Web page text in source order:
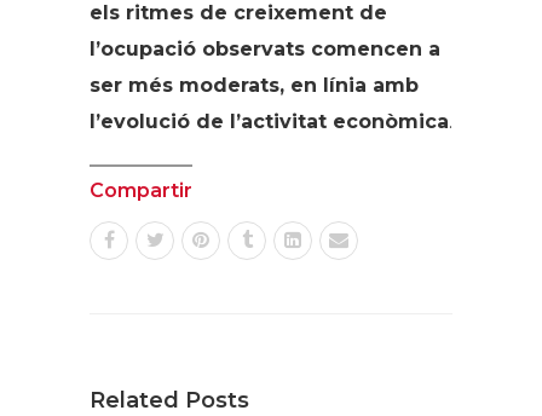
els ritmes de creixement de
l’ocupació observats comencen a
ser més moderats, en línia amb
l’evolució de l’activitat econòmica.
Compartir
Related Posts